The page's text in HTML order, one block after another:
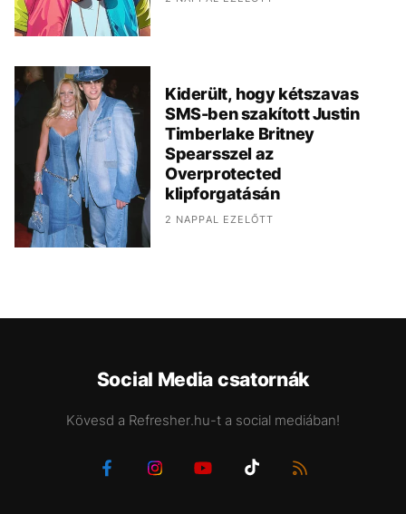
Kiderült, hogy kétszavas
SMS-ben szakított Justin
Timberlake Britney
Spearsszel az
Overprotected
klipforgatásán
2 NAPPAL EZELŐTT
Social Media csatornák
Kövesd a Refresher.hu-t a social mediában!